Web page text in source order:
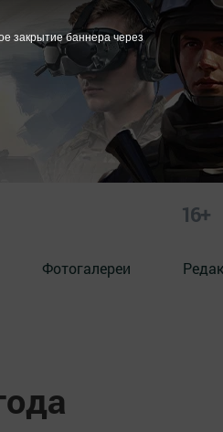
16+
Фотогалереи
закрытие баннера через